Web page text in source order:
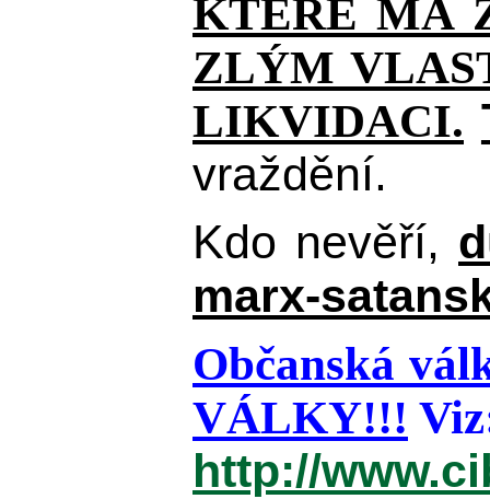
KTERÉ MÁ
ZLÝM
LIKVIDACI.
vraždění.
Kdo nevěří,
marx-
Občanská
VÁLKY!!!
http://